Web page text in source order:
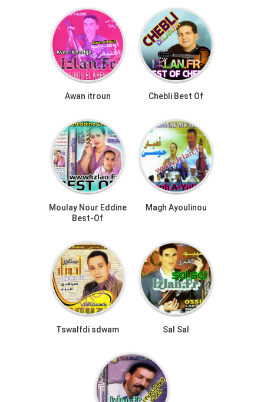
Awan itroun Chebli Best Of
Moulay Nour Eddine
Best-Of
Magh Ayoulinou
Tswalfdi sdwam Sal Sal